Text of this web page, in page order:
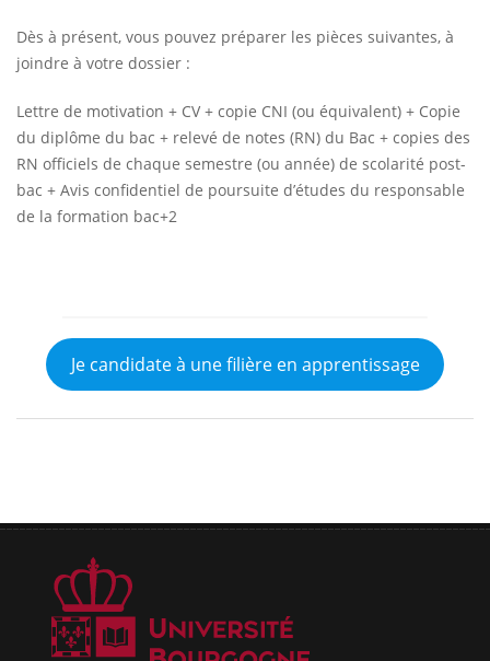
Dès à présent, vous pouvez préparer les pièces suivantes, à
joindre à votre dossier :
Lettre de motivation + CV + copie CNI (ou équivalent) + Copie
du diplôme du bac + relevé de notes (RN) du Bac + copies des
RN officiels de chaque semestre (ou année) de scolarité post-
bac + Avis confidentiel de poursuite d’études du responsable
de la formation bac+2
Je candidate à une filière en apprentissage